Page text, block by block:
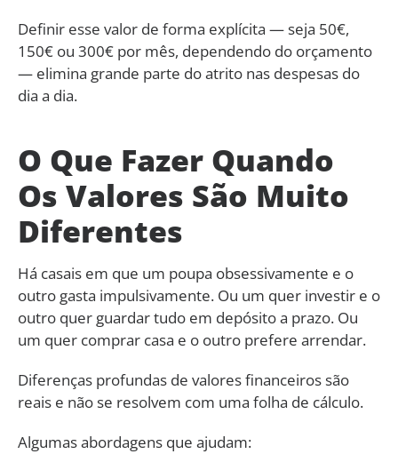
Definir esse valor de forma explícita — seja 50€,
150€ ou 300€ por mês, dependendo do orçamento
— elimina grande parte do atrito nas despesas do
dia a dia.
O Que Fazer Quando
Os Valores São Muito
Diferentes
Há casais em que um poupa obsessivamente e o
outro gasta impulsivamente. Ou um quer investir e o
outro quer guardar tudo em depósito a prazo. Ou
um quer comprar casa e o outro prefere arrendar.
Diferenças profundas de valores financeiros são
reais e não se resolvem com uma folha de cálculo.
Algumas abordagens que ajudam: